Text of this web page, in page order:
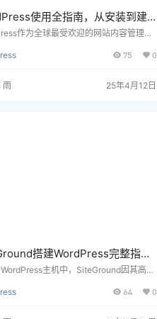
使用全指南，从安装到建
细步骤解析
作为全球最受欢迎的网站内容管理系
作，成为个人博客、企业官网、甚至电
，快速搭建一个功能完整的网站，
至关重要的问题。 下面将详细解析使用W
75 0
雨 25年4月12日
搭建WordPress完整指
域名到优化全流程解析
主机中，SiteGround因其高性
的首选。如果你想搭建一个快速、安
错的选择。 那么，如何使用SiteGround
64 0